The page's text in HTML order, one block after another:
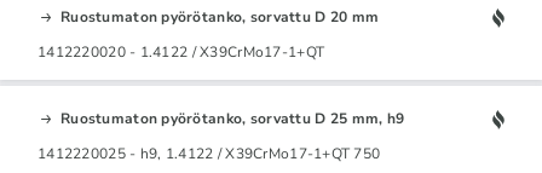
Ruostumaton pyörötanko, sorvattu D 20 mm
1412220020 - 1.4122 / X39CrMo17-1+QT
Ruostumaton pyörötanko, sorvattu D 25 mm, h9
1412220025 - h9, 1.4122 / X39CrMo17-1+QT 750